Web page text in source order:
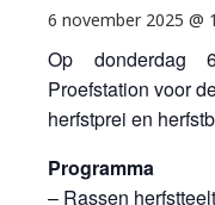
6 november 2025 @
Op donderdag
Proefstation voor
herfstprei en
Programma
– Rassen